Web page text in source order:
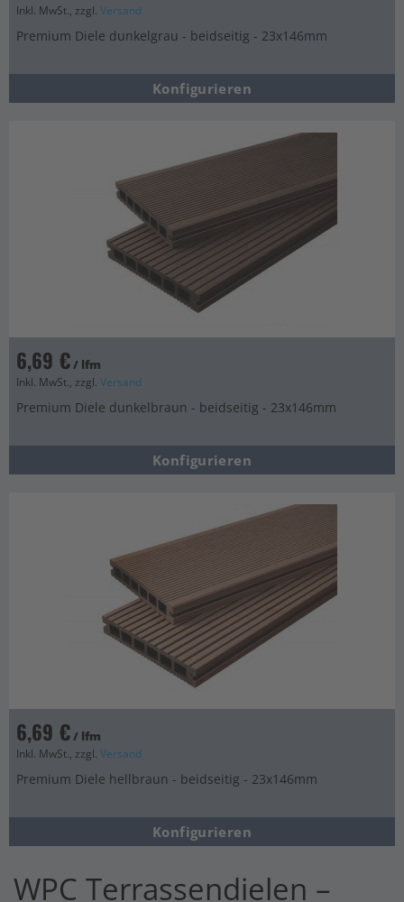
Inkl. MwSt., zzgl. Versand
Premium Diele dunkelgrau - beidseitig - 23x146mm
Konfigurieren
6,69 €/ lfm
Inkl. MwSt., zzgl. Versand
Premium Diele dunkelbraun - beidseitig - 23x146mm
Konfigurieren
6,69 €/ lfm
Inkl. MwSt., zzgl. Versand
Premium Diele hellbraun - beidseitig - 23x146mm
Konfigurieren
WPC Terrassendielen –